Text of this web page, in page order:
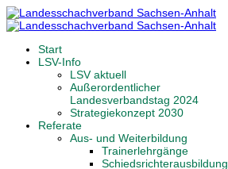
Start
LSV-Info
LSV aktuell
Außerordentlicher
Landesverbandstag 2024
Strategiekonzept 2030
Referate
Aus- und Weiterbildung
Trainerlehrgänge
Schiedsrichterausbildung